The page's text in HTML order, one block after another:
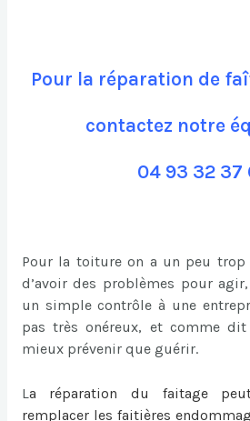
Pour la réparation de
contactez notre
04 93 32 37
Pour la toiture on a un peu trop
d’avoir des problèmes pour
un simple contrôle à une
pas très onéreux, et comme
mieux prévenir que guérir.
La réparation du faitage
remplacer les faitières